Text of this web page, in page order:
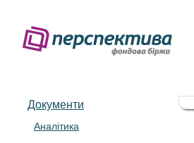
Документи
Аналітика